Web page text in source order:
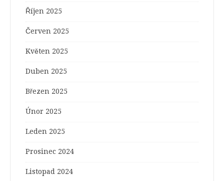
Říjen 2025
Červen 2025
Květen 2025
Duben 2025
Březen 2025
Únor 2025
Leden 2025
Prosinec 2024
Listopad 2024